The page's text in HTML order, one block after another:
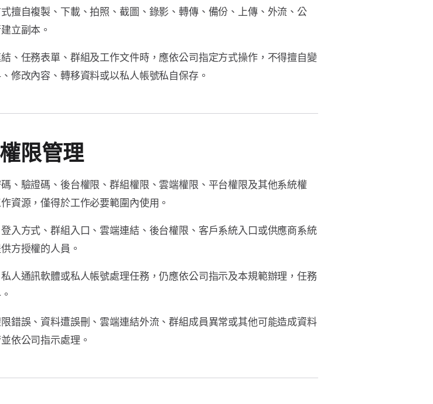
擅自複製、下載、拍照、截圖、錄影、轉傳、備份、上傳、外流、公
立副本。
、任務表單、群組及工作文件時，應依公司指定方式操作，不得擅自變
修改內容、轉移資料或以私人帳號私自保存。
限管理
、驗證碼、後台權限、群組權限、雲端權限、平台權限及其他系統權
資源，僅得於工作必要範圍內使用。
入方式、群組入口、雲端連結、後台權限、客戶系統入口或供應商系統
方授權的人員。
人通訊軟體或私人帳號處理任務，仍應依公司指示及本規範辦理，任務
錯誤、資料遭誤刪、雲端連結外流、群組成員異常或其他可能造成資料
依公司指示處理。